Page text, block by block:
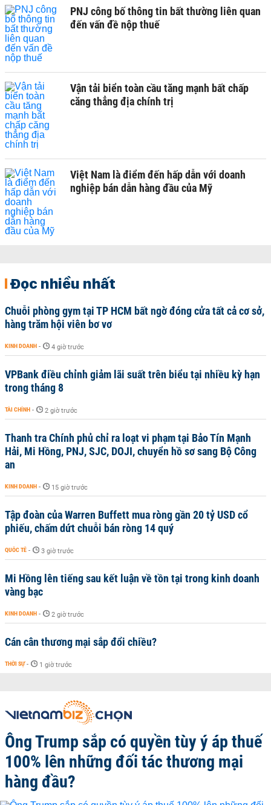
PNJ công bố thông tin bất thường liên quan
đến vấn đề nộp thuế
Vận tải biển toàn cầu tăng mạnh bất chấp
căng thẳng địa chính trị
Việt Nam là điểm đến hấp dẫn với doanh
nghiệp bán dẫn hàng đầu của Mỹ
Đọc nhiều nhất
Chuỗi phòng gym tại TP HCM bất ngờ đóng cửa tất cả cơ sở,
hàng trăm hội viên bơ vơ
KINH DOANH - 4 giờ trước
VPBank điều chỉnh giảm lãi suất trên biểu tại nhiều kỳ hạn
trong tháng 8
TÀI CHÍNH - 2 giờ trước
Thanh tra Chính phủ chỉ ra loạt vi phạm tại Bảo Tín Mạnh
Hải, Mi Hồng, PNJ, SJC, DOJI, chuyển hồ sơ sang Bộ Công
an
KINH DOANH - 15 giờ trước
Tập đoàn của Warren Buffett mua ròng gần 20 tỷ USD cổ
phiếu, chấm dứt chuỗi bán ròng 14 quý
QUỐC TẾ - 3 giờ trước
Mi Hồng lên tiếng sau kết luận về tồn tại trong kinh doanh
vàng bạc
KINH DOANH - 2 giờ trước
Cán cân thương mại sắp đổi chiều?
THỜI SỰ - 1 giờ trước
Ông Trump sắp có quyền tùy ý áp thuế
100% lên những đối tác thương mại
hàng đầu?